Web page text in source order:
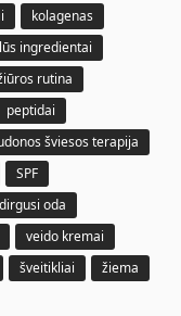
kolagenas
ingredientai
rutina
peptidai
šviesos terapija
SPF
oda
veido kremai
šveitikliai žiema